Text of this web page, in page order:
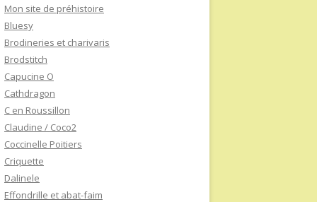
Mon site de préhistoire
Bluesy
Brodineries et charivaris
Brodstitch
Capucine O
Cathdragon
C en Roussillon
Claudine / Coco2
Coccinelle Poitiers
Criquette
Dalinele
Effondrille et abat-faim